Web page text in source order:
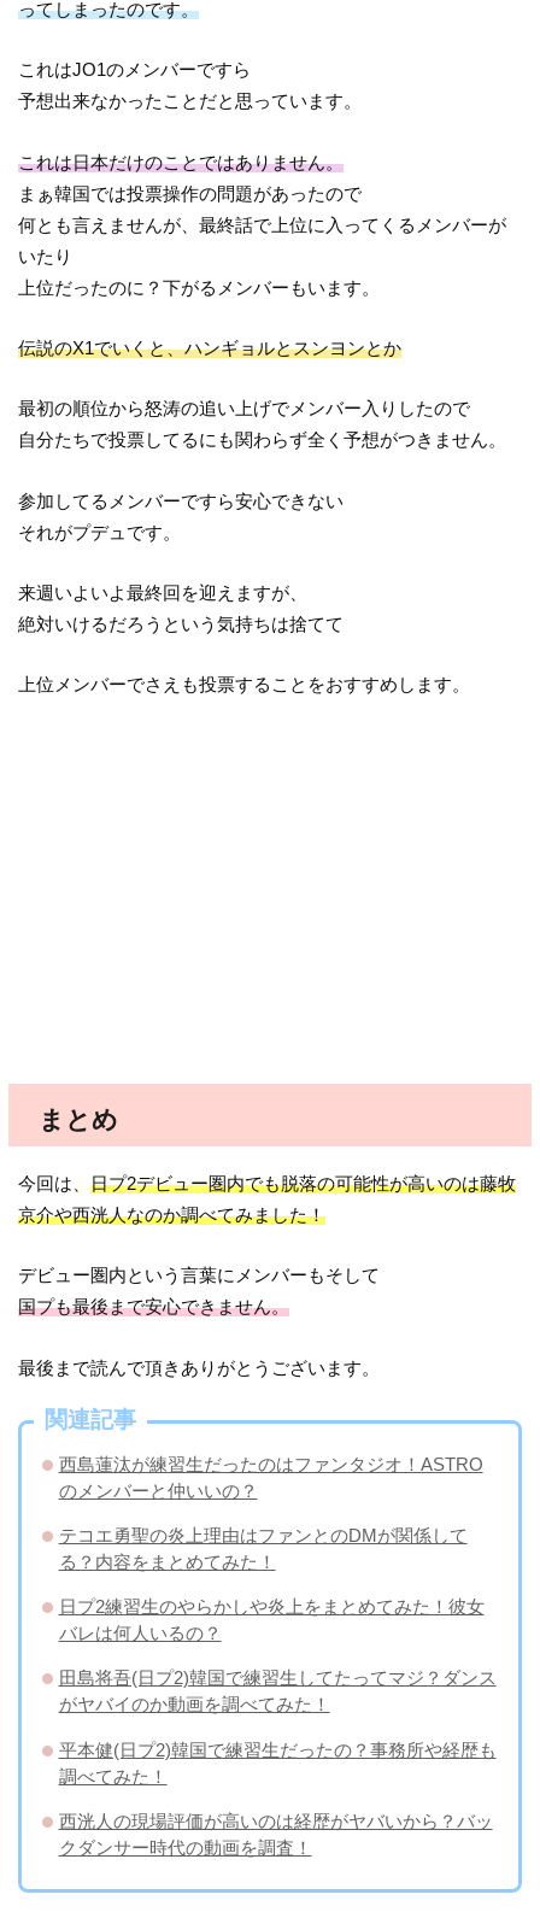
ってしまったのです。
これはJO1のメンバーですら
予想出来なかったことだと思っています。
これは日本だけのことではありません。
まぁ韓国では投票操作の問題があったので
何とも言えませんが、最終話で上位に入ってくるメンバーが
いたり
上位だったのに？下がるメンバーもいます。
伝説のX1でいくと、ハンギョルとスンヨンとか
最初の順位から怒涛の追い上げでメンバー入りしたので
自分たちで投票してるにも関わらず全く予想がつきません。
参加してるメンバーですら安心できない
それがプデュです。
来週いよいよ最終回を迎えますが、
絶対いけるだろうという気持ちは捨てて
上位メンバーでさえも投票することをおすすめします。
まとめ
今回は、日プ2デビュー圏内でも脱落の可能性が高いのは藤牧
京介や西洸人なのか調べてみました！
デビュー圏内という言葉にメンバーもそして
国プも最後まで安心できません。
最後まで読んで頂きありがとうございます。
関連記事
西島蓮汰が練習生だったのはファンタジオ！ASTRO
のメンバーと仲いいの？
テコエ勇聖の炎上理由はファンとのDMが関係して
る？内容をまとめてみた！
日プ2練習生のやらかしや炎上をまとめてみた！彼女
バレは何人いるの？
田島将吾(日プ2)韓国で練習生してたってマジ？ダンス
がヤバイのか動画を調べてみた！
平本健(日プ2)韓国で練習生だったの？事務所や経歴も
調べてみた！
西洸人の現場評価が高いのは経歴がヤバいから？バッ
クダンサー時代の動画を調査！